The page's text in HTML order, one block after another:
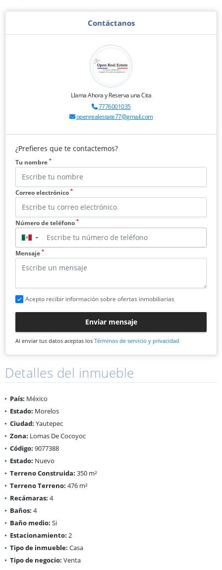
Contáctanos
Llama Ahora y Reserva una Cita
7776001035
openrealestate77@gmail.com
¿Prefieres que te contactemos?
Tu nombre *
Correo electrónico *
Número de teléfono *
▼
Mensaje *
Acepto recibir información sobre ofertas inmobiliarias
Enviar mensaje
Al enviar tus datos aceptas los Términos de servicio y privacidad
Detalles del inmueble
País: México
Estado: Morelos
Ciudad: Yautepec
Zona: Lomas De Cocoyoc
Código: 9077388
Estado: Nuevo
Terreno Construida: 350 m²
Terreno Terreno: 476 m²
Recámaras: 4
Baños: 4
Baño medio: Si
Estacionamiento: 2
Tipo de inmueble: Casa
Tipo de negocio: Venta